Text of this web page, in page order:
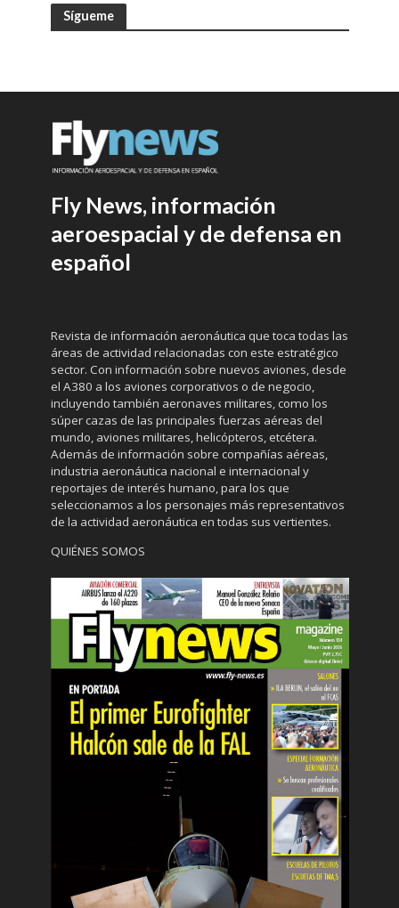
Sígueme
Fly News, información
aeroespacial y de defensa en
español
Revista de información aeronáutica que toca todas las
áreas de actividad relacionadas con este estratégico
sector. Con información sobre nuevos aviones, desde
el A380 a los aviones corporativos o de negocio,
incluyendo también aeronaves militares, como los
súper cazas de las principales fuerzas aéreas del
mundo, aviones militares, helicópteros, etcétera.
Además de información sobre compañías aéreas,
industria aeronáutica nacional e internacional y
reportajes de interés humano, para los que
seleccionamos a los personajes más representativos
de la actividad aeronáutica en todas sus vertientes.
QUIÉNES SOMOS